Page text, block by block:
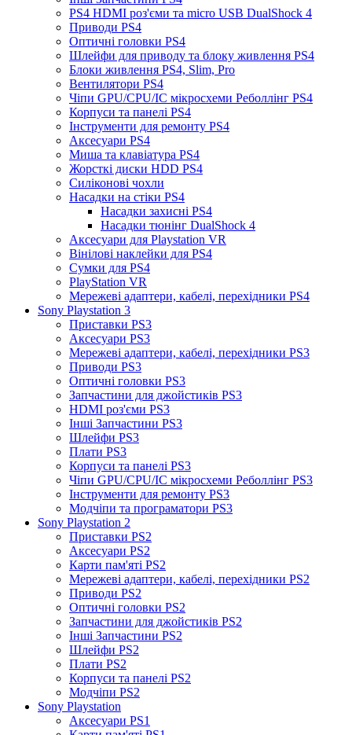
PS4 HDMI роз'єми та micro USB DualShock 4
Приводи PS4
Оптичні головки PS4
Шлейфи для приводу та блоку живлення PS4
Блоки живлення PS4, Slim, Pro
Вентилятори PS4
Чіпи GPU/CPU/IC мікросхеми Реболлінг PS4
Корпуси та панелі PS4
Інструменти для ремонту PS4
Аксесуари PS4
Миша та клавіатура PS4
Жорсткі диски HDD PS4
Силіконові чохли
Насадки на стіки PS4
Насадки захисні PS4
Насадки тюнінг DualShock 4
Аксесуари для Playstation VR
Вінілові наклейки для PS4
Сумки для PS4
PlayStation VR
Мережеві адаптери, кабелі, перехідники PS4
Sony Playstation 3
Приставки PS3
Аксесуари PS3
Мережеві адаптери, кабелі, перехідники PS3
Приводи PS3
Оптичні головки PS3
Запчастини для джойстиків PS3
HDMI роз'єми PS3
Інші Запчастини PS3
Шлейфи PS3
Плати PS3
Корпуси та панелі PS3
Чіпи GPU/CPU/IC мікросхеми Реболлінг PS3
Інструменти для ремонту PS3
Модчіпи та програматори PS3
Sony Playstation 2
Приставки PS2
Аксесуари PS2
Карти пам'яті PS2
Мережеві адаптери, кабелі, перехідники PS2
Приводи PS2
Оптичні головки PS2
Запчастини для джойстиків PS2
Інші Запчастини PS2
Шлейфи PS2
Плати PS2
Корпуси та панелі PS2
Модчіпи PS2
Sony Playstation
Аксесуари PS1